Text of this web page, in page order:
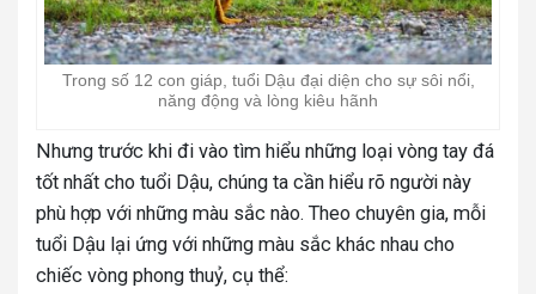
Trong số 12 con giáp, tuổi Dậu đại diện cho sự sôi nổi,
năng động và lòng kiêu hãnh
Nhưng trước khi đi vào tìm hiểu những loại vòng tay đá
tốt nhất cho tuổi Dậu, chúng ta cần hiểu rõ người này
phù hợp với những màu sắc nào. Theo chuyên gia, mỗi
tuổi Dậu lại ứng với những màu sắc khác nhau cho
chiếc vòng phong thuỷ, cụ thể: